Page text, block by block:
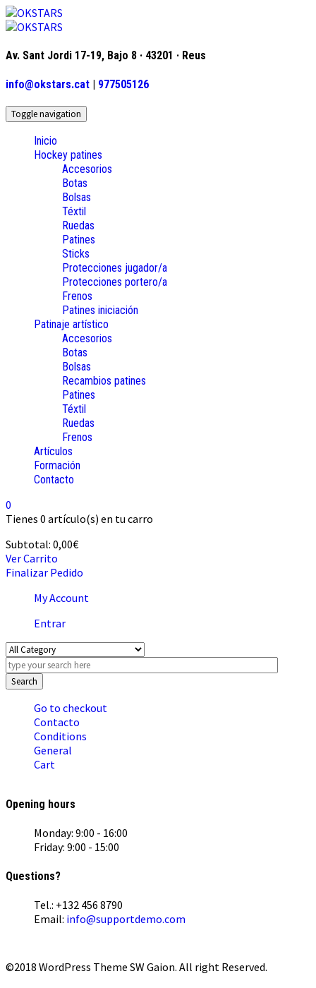
Av. Sant Jordi 17-19, Bajo 8 · 43201 · Reus
info@okstars.cat | 977505126
Toggle navigation
Inicio
Hockey patines
Accesorios
Botas
Bolsas
Téxtil
Ruedas
Patines
Sticks
Protecciones jugador/a
Protecciones portero/a
Frenos
Patines iniciación
Patinaje artístico
Accesorios
Botas
Bolsas
Recambios patines
Patines
Téxtil
Ruedas
Frenos
Artículos
Formación
Contacto
0
Tienes 0 artículo(s) en tu carro
Subtotal: 0,00€
Ver Carrito
Finalizar Pedido
My Account
Entrar
Search
Go to checkout
Contacto
Conditions
General
Cart
Opening hours
Monday: 9:00 - 16:00
Friday: 9:00 - 15:00
Questions?
Tel.: +132 456 8790
Email: info@supportdemo.com
©2018 WordPress Theme SW Gaion. All right Reserved.